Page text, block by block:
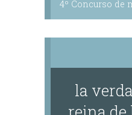
4º Concurso de
la